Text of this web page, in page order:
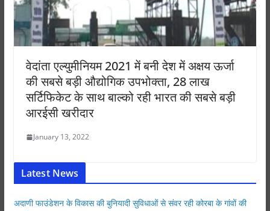
वेदांता एल्युमीनियम 2021 में बनी देश में अक्षय ऊर्जा
की सबसे बड़ी औद्योगिक उपभोक्ता, 28 लाख
सर्टिफिकेट के साथ बाल्को रही भारत की सबसे बड़ी
आरईसी खरीदार
January 13, 2022
Latest News
अदाणी फाउंडेशन के विकास की बुनियादी सुविधाओं से संवर रही कोरबा के गांवों की